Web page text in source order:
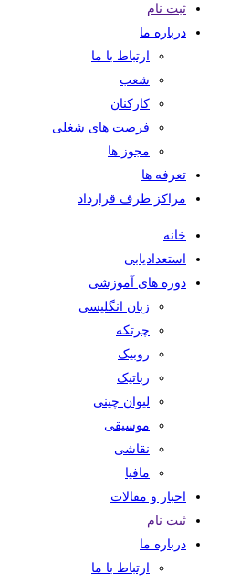
ثبت نام
درباره ما
ارتباط با ما
شعب
کارکنان
فرصت های شغلی
مجوز ها
تعرفه ها
مراکز طرف قرارداد
خانه
استعدادیابی
دوره های آموزشی
زبان انگلیسی
چرتکه
روبیک
رباتیک
لیوان چینی
موسیقی
نقاشی
مافیا
اخبار و مقالات
ثبت نام
درباره ما
ارتباط با ما